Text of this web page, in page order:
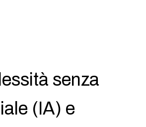
senza
(IA) e